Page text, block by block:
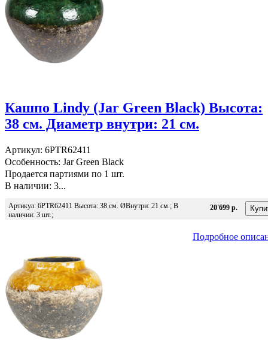
Кашпо Lindy (Jar Green Black) Высота:
38 см. Диаметр внутри: 21 см.
Артикул: 6PTR62411
Особенность: Jar Green Black
Продается партиями по 1 шт.
В наличии: 3...
Артикул: 6PTR62411 Высота: 38 см. ØВнутри: 21 см.; В
наличии: 3 шт.;
20'699 р.
Подробное